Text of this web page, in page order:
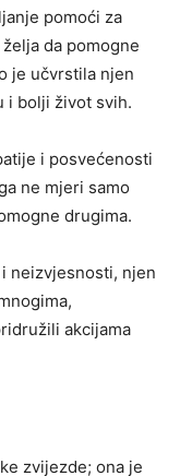
pomoći za
da pomogne
je učvrstila njen
i bolji život svih.
i posvećenosti
ne mjeri samo
drugima.
neizvjesnosti, njen
akcijama
zvijezde; ona je